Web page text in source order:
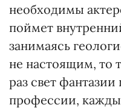
необходимы
поймет
занимаясь
не настоящим, то
раз свет
профессии,